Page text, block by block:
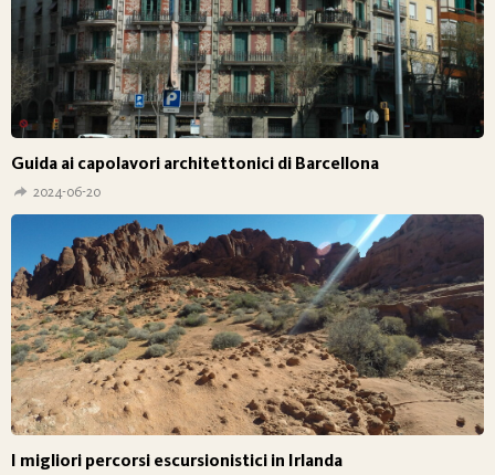
Guida ai capolavori architettonici di Barcellona
2024-06-20
I migliori percorsi escursionistici in Irlanda